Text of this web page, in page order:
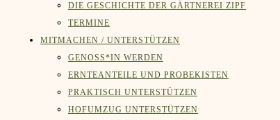
DIE GESCHICHTE DER GÄRTNEREI ZIPF
TERMINE
MITMACHEN / UNTERSTÜTZEN
GENOSS*IN WERDEN
ERNTEANTEILE UND PROBEKISTEN
PRAKTISCH UNTERSTÜTZEN
HOFUMZUG UNTERSTÜTZEN